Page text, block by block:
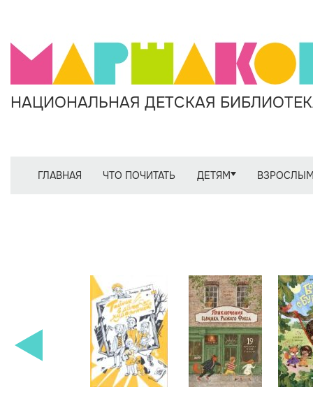
НАЦИОНАЛЬНАЯ ДЕТСКАЯ
ГЛАВНАЯ ЧТО ПОЧИТАТЬ ДЕТЯМ